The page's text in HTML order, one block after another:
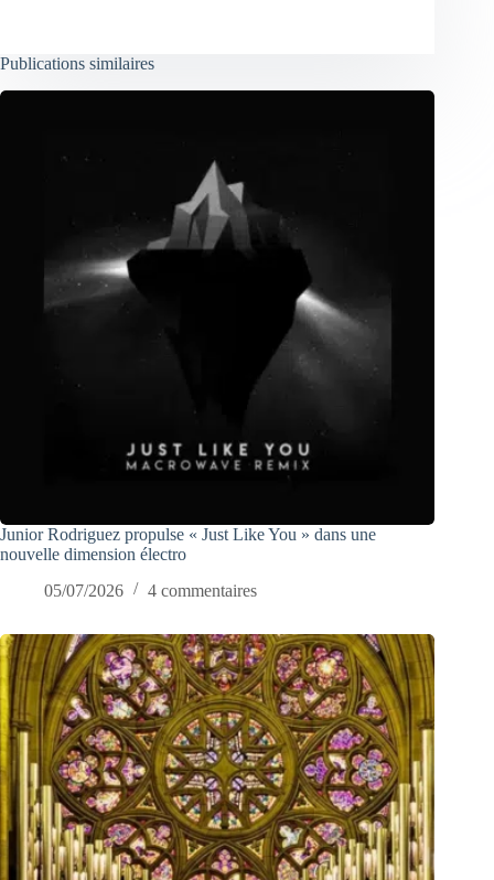
Publications similaires
Junior Rodriguez propulse « Just Like You » dans une
nouvelle dimension électro
05/07/2026
4 commentaires